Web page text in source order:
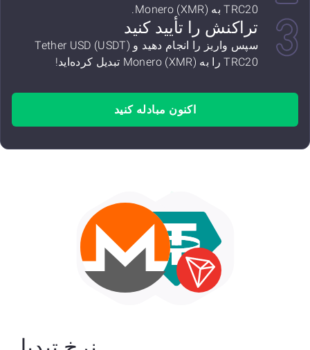
TRC20 به Monero (XMR).
تراکنش را تأیید کنید
سپس واریز را انجام دهید و Tether USD (USDT)
TRC20 را به Monero (XMR) تبدیل کرده‌اید!
اکنون مبادله کنید